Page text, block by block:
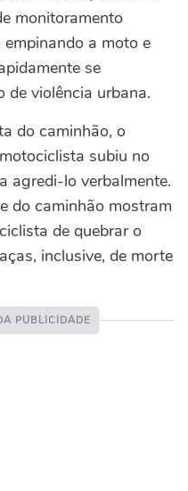
monitoramento
a moto e
se
de violência urbana.
do caminhão, o
subiu no
agredi-lo verbalmente.
do caminhão mostram
de quebrar o
inclusive, de morte